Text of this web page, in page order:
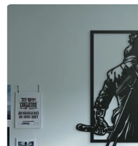
Produktbewertung